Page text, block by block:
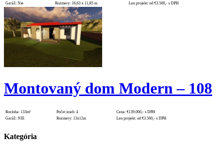
Garáž: Nie Rozmery: 16,63 x 11,85 m Len projekt: od €3.500,- s DPH
Montovaný dom Modern – 108
Rozloha: 133m² Počet izieb: 4 Cena: €139.000,- s DPH
Garáž: NIE Rozmery: 13x12m Len projekt: od €3.500,- s DPH
Kategória